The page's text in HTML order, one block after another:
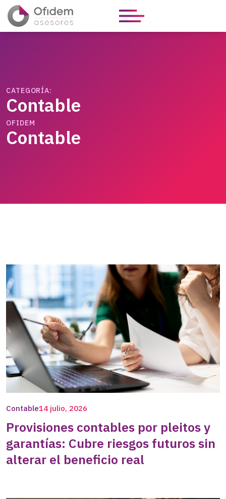
CATEGORÍA:
Contable
OFIDEM
Contable
Contable14 julio, 2026
Provisiones contables por pleitos y
garantías: Cubre riesgos futuros sin
alterar el beneficio real